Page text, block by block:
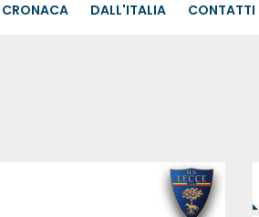
CRONACA DALL'ITALIA CONTATTI